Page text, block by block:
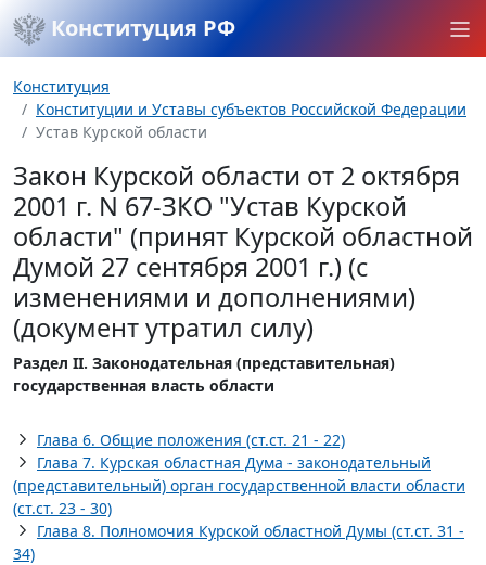
Конституция РФ
Конституция
Конституции и Уставы субъектов Российской Федерации
Устав Курской области
Закон Курской области от 2 октября
2001 г. N 67-ЗКО "Устав Курской
области" (принят Курской областной
Думой 27 сентября 2001 г.) (с
изменениями и дополнениями)
(документ утратил силу)
Раздел II. Законодательная (представительная)
государственная власть области
Глава 6. Общие положения (ст.ст. 21 - 22)
Глава 7. Курская областная Дума - законодательный
(представительный) орган государственной власти области
(ст.ст. 23 - 30)
Глава 8. Полномочия Курской областной Думы (ст.ст. 31 -
34)